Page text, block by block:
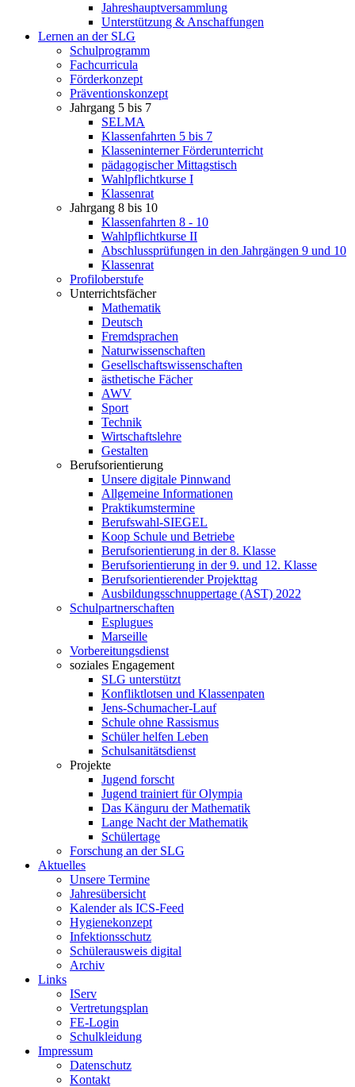
Jahreshauptversammlung
Unterstützung & Anschaffungen
Lernen an der SLG
Schulprogramm
Fachcurricula
Förderkonzept
Präventionskonzept
Jahrgang 5 bis 7
SELMA
Klassenfahrten 5 bis 7
Klasseninterner Förderunterricht
pädagogischer Mittagstisch
Wahlpflichtkurse I
Klassenrat
Jahrgang 8 bis 10
Klassenfahrten 8 - 10
Wahlpflichtkurse II
Abschlussprüfungen in den Jahrgängen 9 und 10
Klassenrat
Profiloberstufe
Unterrichtsfächer
Mathematik
Deutsch
Fremdsprachen
Naturwissenschaften
Gesellschaftswissenschaften
ästhetische Fächer
AWV
Sport
Technik
Wirtschaftslehre
Gestalten
Berufsorientierung
Unsere digitale Pinnwand
Allgemeine Informationen
Praktikumstermine
Berufswahl-SIEGEL
Koop Schule und Betriebe
Berufsorientierung in der 8. Klasse
Berufsorientierung in der 9. und 12. Klasse
Berufsorientierender Projekttag
Ausbildungsschnuppertage (AST) 2022
Schulpartnerschaften
Esplugues
Marseille
Vorbereitungsdienst
soziales Engagement
SLG unterstützt
Konfliktlotsen und Klassenpaten
Jens-Schumacher-Lauf
Schule ohne Rassismus
Schüler helfen Leben
Schulsanitätsdienst
Projekte
Jugend forscht
Jugend trainiert für Olympia
Das Känguru der Mathematik
Lange Nacht der Mathematik
Schülertage
Forschung an der SLG
Aktuelles
Unsere Termine
Jahresübersicht
Kalender als ICS-Feed
Hygienekonzept
Infektionsschutz
Schülerausweis digital
Archiv
Links
IServ
Vertretungsplan
FE-Login
Schulkleidung
Impressum
Datenschutz
Kontakt